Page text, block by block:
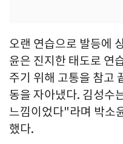
오랜 연습으로 발등에
윤은 진지한 태도로 연
주기 위해 고통을 참고
동을 자아냈다. 김성수
느낌이었다"라며 박소
했다.